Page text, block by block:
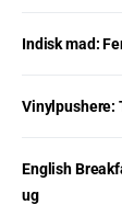
Indisk mad:
Vinylpushere:
English
ug